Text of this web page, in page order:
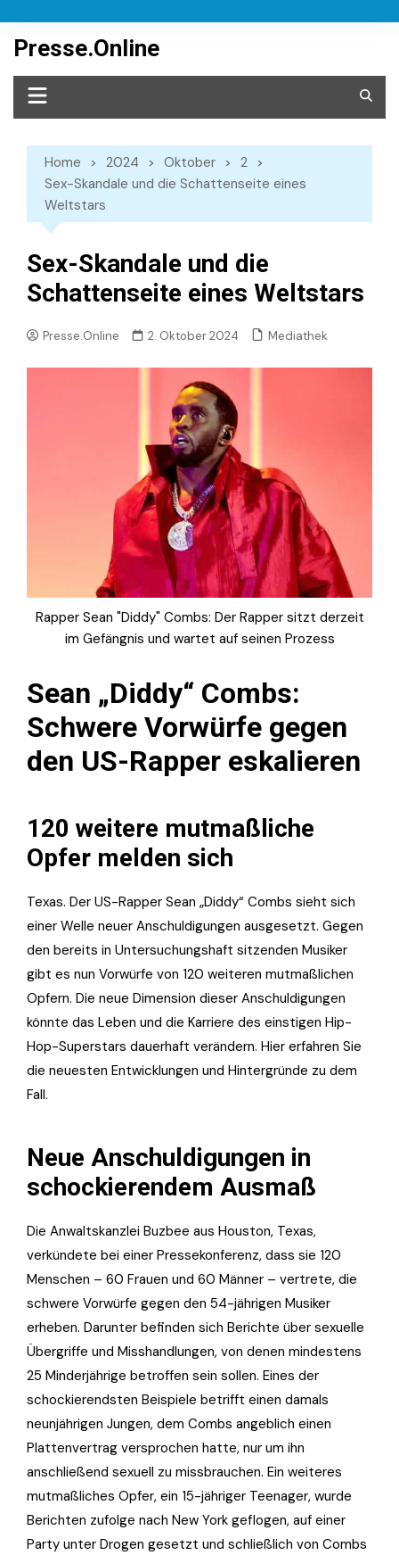
content
Presse.Online
Home 2024 Oktober
2
Sex-Skandale und die Schattenseite eines
Weltstars
Sex-Skandale und die
Schattenseite eines Weltstars
Presse.Online 2. Oktober 2024 Mediathek
Rapper Sean "Diddy" Combs: Der Rapper sitzt derzeit
im Gefängnis und wartet auf seinen Prozess
Sean „Diddy“ Combs:
Schwere Vorwürfe gegen
den US-Rapper eskalieren
120 weitere mutmaßliche
Opfer melden sich
Texas. Der US-Rapper Sean „Diddy“ Combs sieht sich
einer Welle neuer Anschuldigungen ausgesetzt. Gegen
den bereits in Untersuchungshaft sitzenden Musiker
gibt es nun Vorwürfe von 120 weiteren mutmaßlichen
Opfern. Die neue Dimension dieser Anschuldigungen
könnte das Leben und die Karriere des einstigen Hip-
Hop-Superstars dauerhaft verändern. Hier erfahren Sie
die neuesten Entwicklungen und Hintergründe zu dem
Fall.
Neue Anschuldigungen in
schockierendem Ausmaß
Die Anwaltskanzlei Buzbee aus Houston, Texas,
verkündete bei einer Pressekonferenz, dass sie 120
Menschen – 60 Frauen und 60 Männer – vertrete, die
schwere Vorwürfe gegen den 54-jährigen Musiker
erheben. Darunter befinden sich Berichte über sexuelle
Übergriffe und Misshandlungen, von denen mindestens
25 Minderjährige betroffen sein sollen. Eines der
schockierendsten Beispiele betrifft einen damals
neunjährigen Jungen, dem Combs angeblich einen
Plattenvertrag versprochen hatte, nur um ihn
anschließend sexuell zu missbrauchen. Ein weiteres
mutmaßliches Opfer, ein 15-jähriger Teenager, wurde
Berichten zufolge nach New York geflogen, auf einer
Party unter Drogen gesetzt und schließlich von Combs